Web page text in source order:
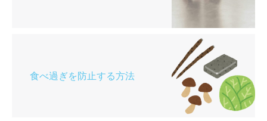
食べ過ぎを防止する方法